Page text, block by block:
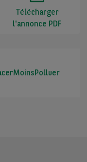
Télécharger
l'annonce PDF